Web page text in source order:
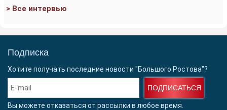
> Все интервью
Подписка
Хотите получать последние новости "Большого Ростова"?
ПОДПИСАТЬСЯ
Вы можете отказаться от рассылки в любое время.